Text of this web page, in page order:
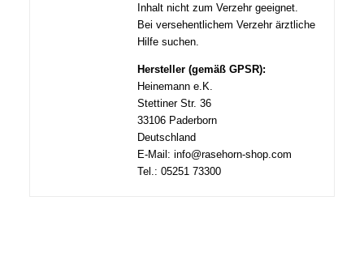
Inhalt nicht zum Verzehr geeignet.
Bei versehentlichem Verzehr ärztliche
Hilfe suchen.
Hersteller (gemäß GPSR):
Heinemann e.K.
Stettiner Str. 36
33106 Paderborn
Deutschland
E-Mail: info@rasehorn-shop.com
Tel.: 05251 73300